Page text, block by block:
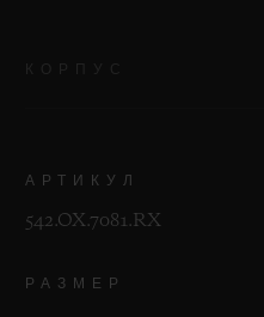
АРТИКУЛ
542.OX.7081.RX
РАЗМЕР